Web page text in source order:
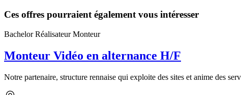
Ces offres pourraient également vous intéresser
Bachelor Réalisateur Monteur
Monteur Vidéo en alternance H/F
Notre partenaire, structure rennaise qui exploite des sites et anime des